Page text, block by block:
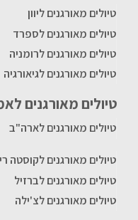
טיולים מאורגנים ליוון
טיולים מאורגנים לספרד
טיולים מאורגנים לרומניה
טיולים מאורגנים לגיאורגיה
טיולים מאורגנים
טיולים מאורגנים לארה"ב
טיולים מאורגנים לקוסטה
טיולים מאורגנים לברזיל
טיולים מאורגנים לצ'ילה